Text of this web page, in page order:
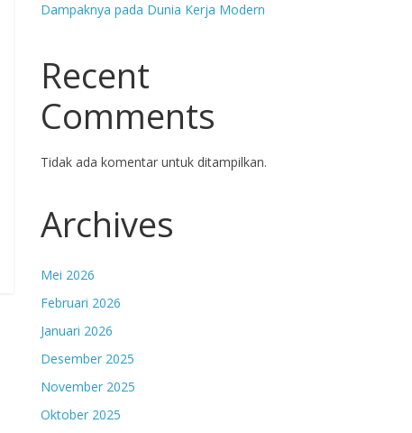
Dampaknya pada Dunia Kerja Modern
Recent
Comments
Tidak ada komentar untuk ditampilkan.
Archives
Mei 2026
Februari 2026
Januari 2026
Desember 2025
November 2025
Oktober 2025